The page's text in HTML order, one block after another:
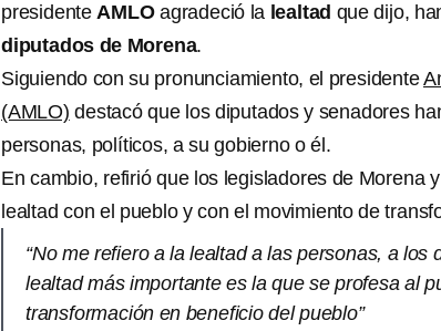
presidenteAMLOagradeció la lealtad que dijo,
diputados de Morena.
Siguiendo con su pronunciamiento, el presidente
(AMLO) destacó que los diputados y senadores
personas, políticos, a su gobierno o él.
En cambio, refirió que los legisladores de Morena
lealtad con el pueblo y con el movimiento de
“No me refiero a la lealtad a las personas, a los
lealtad más importante es la que se profesa al
transformación en beneficio del pueblo”